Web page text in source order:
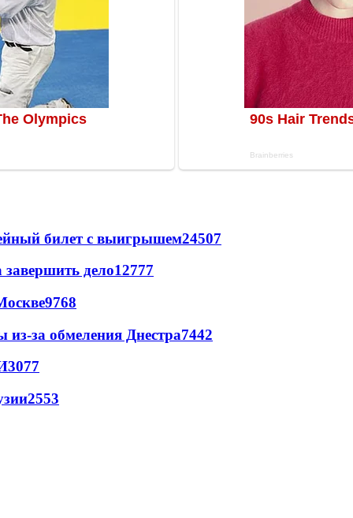
билет с выигрышем24507
дело12777
9768
из-за обмеления Днестра7442
3077
2553